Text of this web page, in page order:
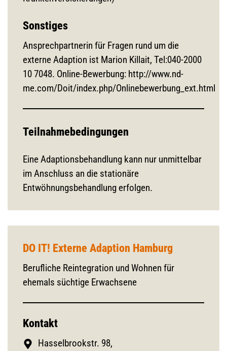
Sonstiges
Ansprechpartnerin für Fragen rund um die
externe Adaption ist Marion Killait, Tel:040-2000
10 7048. Online-Bewerbung: http://www.nd-
me.com/Doit/index.php/Onlinebewerbung_ext.html
Teilnahmebedingungen
Eine Adaptionsbehandlung kann nur unmittelbar
im Anschluss an die stationäre
Entwöhnungsbehandlung erfolgen.
DO IT! Externe Adaption Hamburg
Berufliche Reintegration und Wohnen für
ehemals süchtige Erwachsene
Kontakt
Hasselbrookstr. 98,